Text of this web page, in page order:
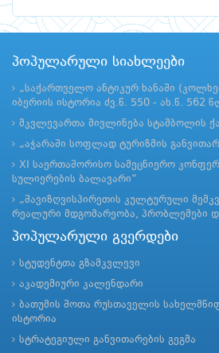
პოპულარული სიახლეები
„საქართველო ანტიკურ ხანაში
იბერიის ისტორია ძვ.წ. 550 - ახ.წ. 562
მკვლევართა მივლინება სტამბოლის
„აჭარაში სოფლად ტურიზმის
XI საერთაშორისო სამეცნიერო
სულიერების ბალავარი“
„შავიზღვისპირეთის კულტურული
რეალური მდგომარეობა, პრობლემები და
პოპულარული გვერდები
სტუდენტთა გზამკვლევი
აკადემიური კალენდარი
ბათუმის შოთა რუსთაველის
ისტორია
სტრატეგიული განვითარების გეგმა